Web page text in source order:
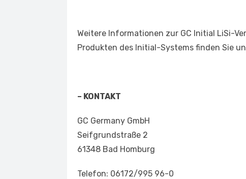
Weitere Informationen zur GC Initial LiSi-
Produkten des Initial-Systems finden Sie
– KONTAKT
GC Germany GmbH
Seifgrundstraße 2
61348 Bad Homburg
Telefon: 06172/995 96-0